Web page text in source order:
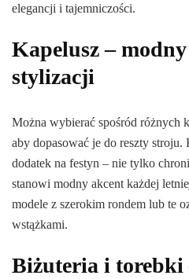
elegancji i tajemniczości.
Kapelusz –
stylizacji
Można wybierać spośród różnych
aby dopasować je do reszty
dodatek na festyn – nie tylko
stanowi modny akcent każdej
modele z szerokim rondem lub te
wstążkami.
Biżuteria i